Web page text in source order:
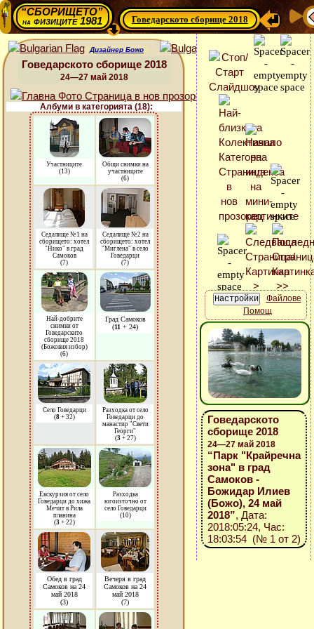
“СБОРИЩЕТО”
нафизиците 1981 Говедарското сборище 2018
Дизайнер Божо
Говедарското сборище 2018
24—27 май 2018
Албуми в категорията (18):
Участниците
(13)
Общи снимки на
участниците
(6)
Седалище №1 на
сборището: хотел
"Нико" в град
Самоков
(7)
Седалище №2 на
сборището: хотел
"Миглена" в село
Говедарци
(7)
Най-добрите
снимки от
Говедарскито
сборище 2018
(Божовия избор)
(6)
Град Самоков
(11 + 24)
Село Говедарци
(8+ 32)
Разходка от село
Говедарци до
манастир "Свети
Георги"
(3+ 27)
Екскурзия от село
Говедарци до хижа
Мечит в Рила
планина
(3+ 22)
Разходка
югоизточно от
село Говедарци
(10)
Обед в град
Самоков на 24
май 2018
(3)
Вечеря в град
Самоков на 24
май 2018
(7)
Файлове
Помощ
Говедарското
сборище 2018
24—27 май 2018
“Парк "Крайречна
зона" в град
Самоков -
Божидар Илиев
(Божо), 24 май
2018”, Дата:
2018:05:24, Час:
18:03:54 (№ 1 от 2)